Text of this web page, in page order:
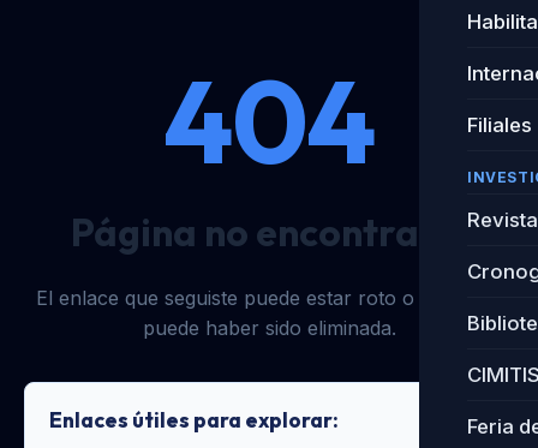
Filiales
Feria
404
Página no encontrada
El enlace que seguiste puede estar roto o la página
puede haber sido eliminada.
Enlaces útiles para explorar: